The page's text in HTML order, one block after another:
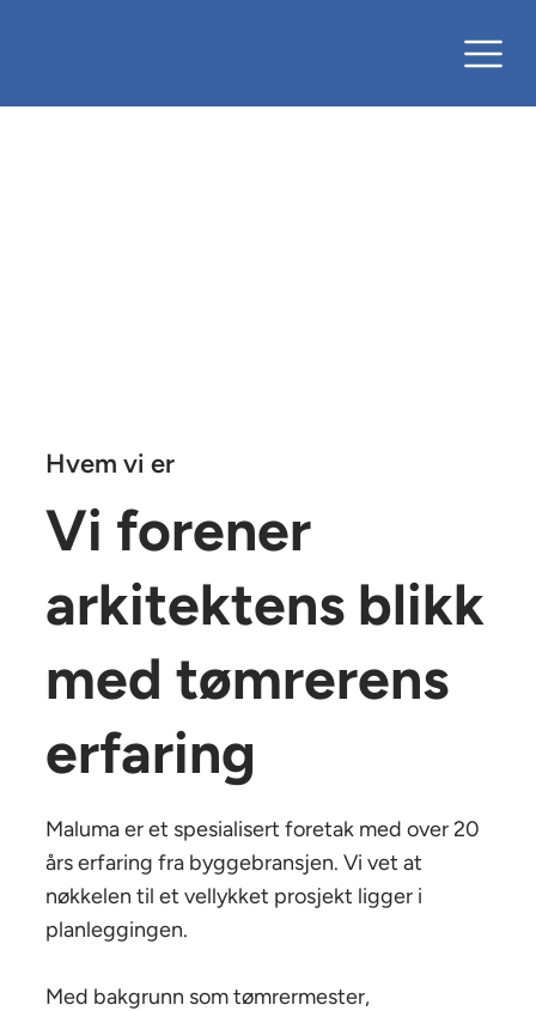
Hvem vi er
Vi forener
arkitektens blikk
med tømrerens
erfaring
Maluma er et spesialisert foretak med over 20
års erfaring fra byggebransjen. Vi vet at
nøkkelen til et vellykket prosjekt ligger i
planleggingen.
Med bakgrunn som tømrermester,